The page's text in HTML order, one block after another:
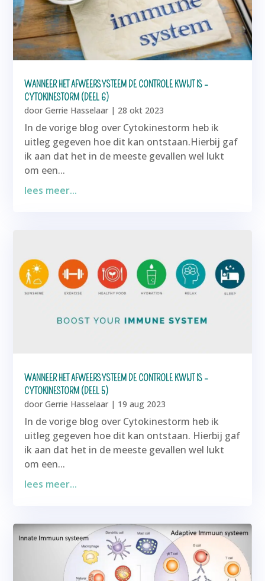
WANNEER HET AFWEERSYSTEEM DE CONTROLE KWIJT IS –
CYTOKINESTORM (DEEL 6)
doorGerrie Hasselaar | 28 okt 2023
In de vorige blog over Cytokinestorm heb ik
uitleg gegeven hoe dit kan ontstaan.Hierbij gaf
ik aan dat het in de meeste gevallen wel lukt
om een...
lees meer...
WANNEER HET AFWEERSYSTEEM DE CONTROLE KWIJT IS –
CYTOKINESTORM (DEEL 5)
doorGerrie Hasselaar | 19 aug 2023
In de vorige blog over Cytokinestorm heb ik
uitleg gegeven hoe dit kan ontstaan. Hierbij gaf
ik aan dat het in de meeste gevallen wel lukt
om een...
lees meer...